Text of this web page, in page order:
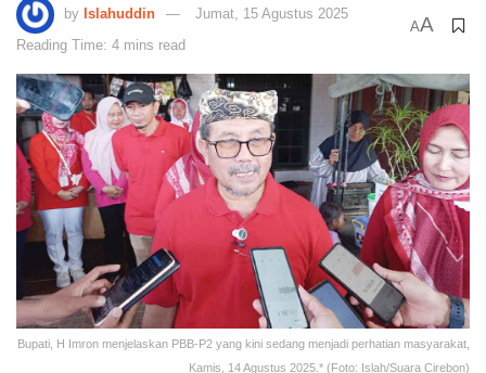
by Islahuddin
Jumat, 15 Agustus 2025
Reading Time: 4 mins read
AA
Bupati, H Imron menjelaskan PBB-P2 yang kini sedang menjadi perhatian masyarakat,
Kamis, 14 Agustus 2025.* (Foto: Islah/Suara Cirebon)